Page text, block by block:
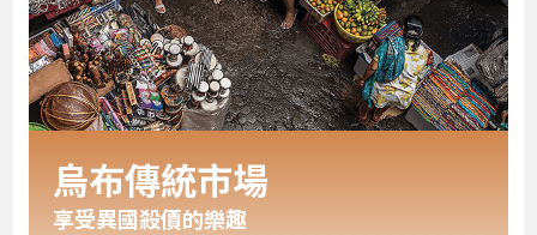
烏布傳統市場
享受異國殺價的樂趣